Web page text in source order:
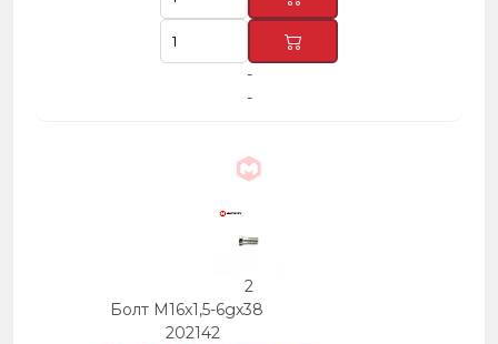
-
-
2
Болт М16х1,5-6gх38
202142